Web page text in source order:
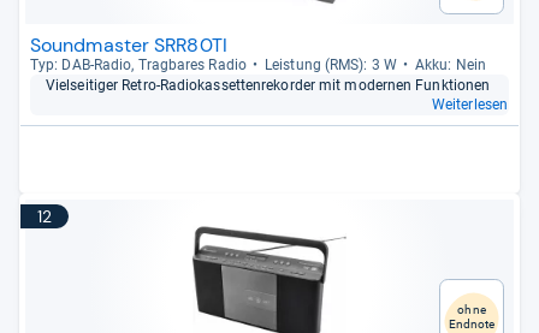
Soundmaster SRR80TI
Typ: DAB-​Radio, Trag­ba­res Radio Leis­tung (RMS): 3 W
Akku: Nein
Viel­sei­ti­ger Retro-​Radio­kas­set­ten­re­korder mit moder­nen Funk­tio­nen
Weiterlesen
12
ohne
Endnote